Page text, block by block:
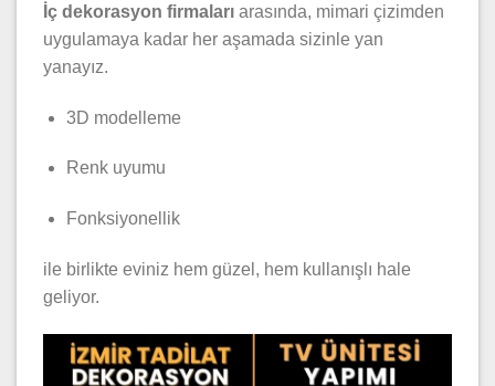
İç dekorasyon firmaları arasında, mimari çizimden
uygulamaya kadar her aşamada sizinle yan
yanayız.
3D modelleme
Renk uyumu
Fonksiyonellik
ile birlikte eviniz hem güzel, hem kullanışlı hale
geliyor.